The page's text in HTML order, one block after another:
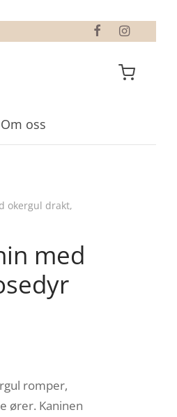
Om oss
okergul drakt,
med
romper,
ører. Kaninen